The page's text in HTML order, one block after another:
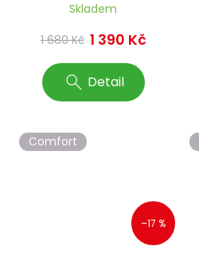
Skladem
1 680 Kč 1 390 Kč
Detail
Comfort
–17 %